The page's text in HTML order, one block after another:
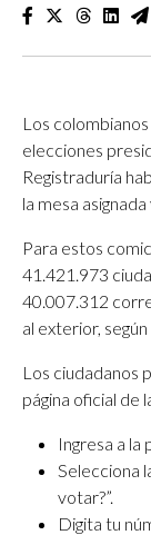
Los
elecciones
Registraduría
la mesa
Para estos
41.421.973
40.007.312
al exterior, según
Los ciudadanos
página oficial de
Ingresa a la
Selecciona
votar?”.
Digita tu